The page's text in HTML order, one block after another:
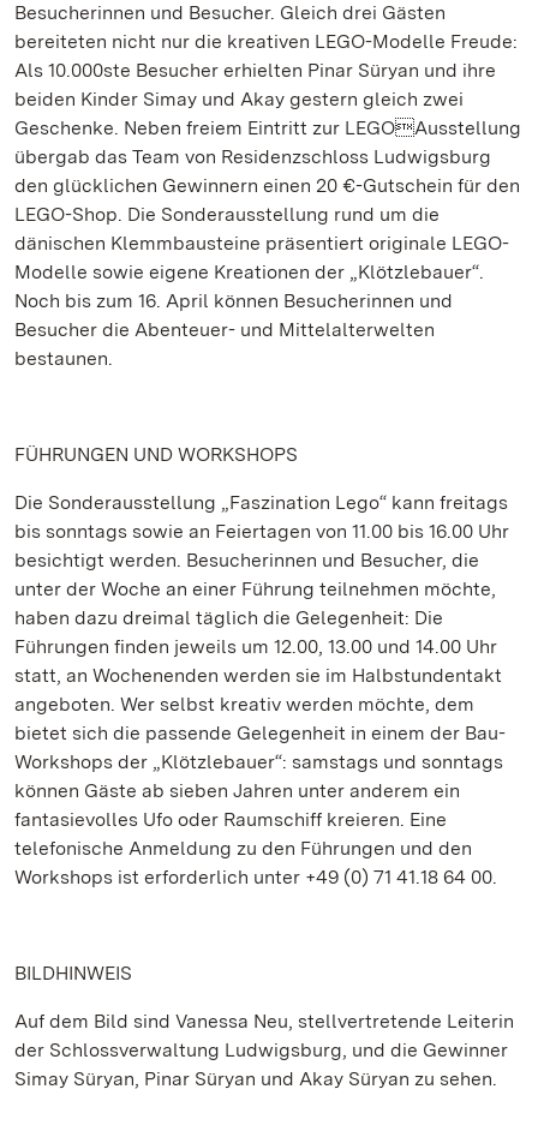
Besucherinnen und Besucher. Gleich drei Gästen
bereiteten nicht nur die kreativen LEGO-Modelle Freude:
Als 10.000ste Besucher erhielten Pinar Süryan und ihre
beiden Kinder Simay und Akay gestern gleich zwei
Geschenke. Neben freiem Eintritt zur LEGOAusstellung
übergab das Team von Residenzschloss Ludwigsburg
den glücklichen Gewinnern einen 20 €-Gutschein für den
LEGO-Shop. Die Sonderausstellung rund um die
dänischen Klemmbausteine präsentiert originale LEGO-
Modelle sowie eigene Kreationen der „Klötzlebauer“.
Noch bis zum 16. April können Besucherinnen und
Besucher die Abenteuer- und Mittelalterwelten
bestaunen.
FÜHRUNGEN UND WORKSHOPS
Die Sonderausstellung „Faszination Lego“ kann freitags
bis sonntags sowie an Feiertagen von 11.00 bis 16.00 Uhr
besichtigt werden. Besucherinnen und Besucher, die
unter der Woche an einer Führung teilnehmen möchte,
haben dazu dreimal täglich die Gelegenheit: Die
Führungen finden jeweils um 12.00, 13.00 und 14.00 Uhr
statt, an Wochenenden werden sie im Halbstundentakt
angeboten. Wer selbst kreativ werden möchte, dem
bietet sich die passende Gelegenheit in einem der Bau-
Workshops der „Klötzlebauer“: samstags und sonntags
können Gäste ab sieben Jahren unter anderem ein
fantasievolles Ufo oder Raumschiff kreieren. Eine
telefonische Anmeldung zu den Führungen und den
Workshops ist erforderlich unter +49 (0) 71 41.18 64 00.
BILDHINWEIS
Auf dem Bild sind Vanessa Neu, stellvertretende Leiterin
der Schlossverwaltung Ludwigsburg, und die Gewinner
Simay Süryan, Pinar Süryan und Akay Süryan zu sehen.